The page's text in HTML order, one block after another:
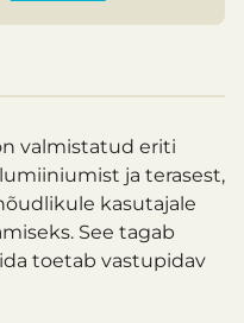
valmistatud eriti
ja terasest,
kasutajale
See tagab
toetab vastupidav